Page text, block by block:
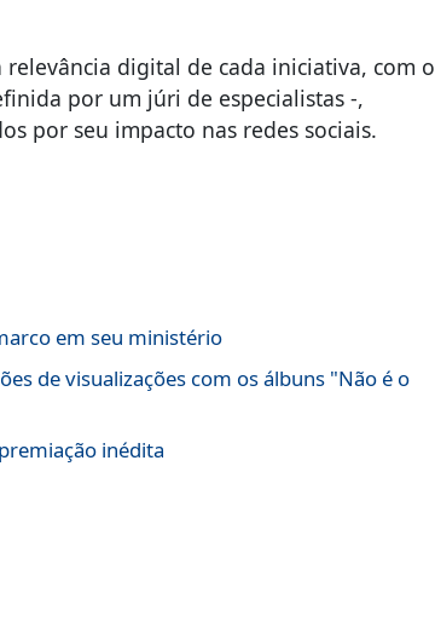
digital de cada iniciativa, com o
por um júri de especialistas -,
por seu impacto nas redes sociais.
em seu ministério
de visualizações com os álbuns "Não é o
inédita